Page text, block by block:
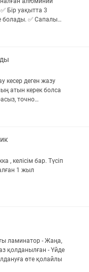
болады. ✅ Сапалы
📦 Қолда
кесер деген жазу
атын керек болса
точно
, келісім бар. Түсіп
1 жыл
- Жаңа,
өте қолайлы